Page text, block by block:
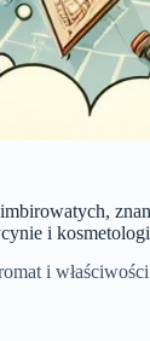
i
i